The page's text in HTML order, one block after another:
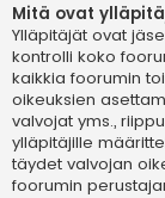
Mitä ovat
Ylläpitäjät ovat
kontrolli koko
kaikkia foorumin
oikeuksien
valvojat yms.,
ylläpitäjille
täydet valvojan
foorumin